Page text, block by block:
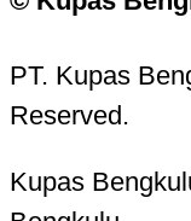
PT. Kupas
Reserved.
Kupas